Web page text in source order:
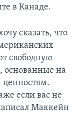
в Канаде.
сказать, что
свободную
основанные на
если вас не
Маккейн